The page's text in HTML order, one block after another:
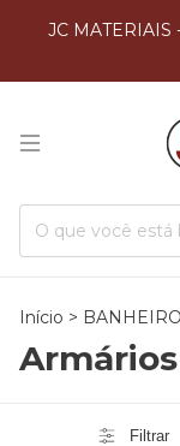
JC MATERIAIS
Início >
Filtrar